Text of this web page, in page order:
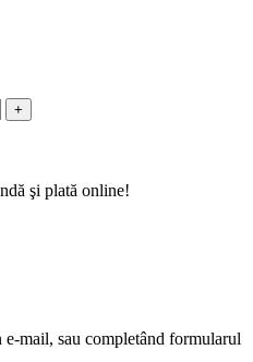
+
şi plată online!
mail, sau completând formularul